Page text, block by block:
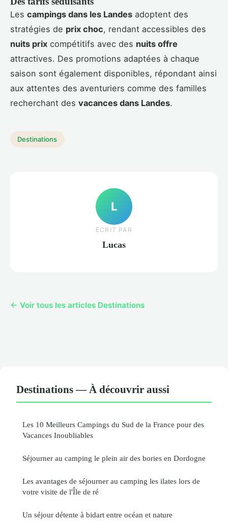
Les campings dans les Landes adoptent des
stratégies de prix choc, rendant accessibles des
nuits prix compétitifs avec des nuits offre
attractives. Des promotions adaptées à chaque
saison sont également disponibles, répondant ainsi
aux attentes des aventuriers comme des familles
recherchant des vacances dans Landes.
Destinations
L
ECRIT PAR
Lucas
← Voir tous les articles Destinations
Destinations — À découvrir aussi
Les 10 Meilleurs Campings du Sud de la France pour des
Vacances Inoubliables
Séjourner au camping le plein air des bories en Dordogne
Les avantages de séjourner au camping les ilates lors de
votre visite de l'Île de ré
Un séjour détente à bidart entre océan et nature